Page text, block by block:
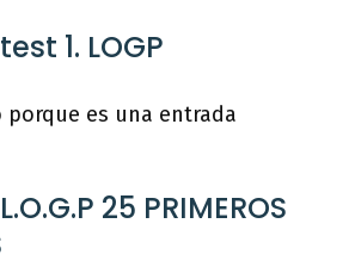
1. LOGP
porque es una entrada
25 PRIMEROS